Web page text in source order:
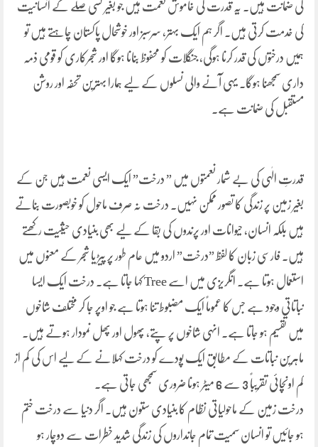
کی ضمانت ہیں۔ یہ قدرت کی خاموش نعمت ہیں جو بغیر کسی صلے کے انسانیت
کی خدمت کرتی ہیں۔ اگر ہم ایک بہتر، سرسبز اور خوشحال پاکستان چاہتے ہیں تو
ہمیں درختوں کی قدر کرنا ہوگی، جنگلات کو محفوظ بنانا ہوگا اور شجرکاری کو قومی ذمہ
داری سمجھنا ہوگا۔ یہی آنے والی نسلوں کے لیے ہمارا بہترین تحفہ اور روشن
مستقبل کی ضمانت ہے۔
قدرتِ الٰہی کی بے شمار نعمتوں میں ” درخت” ایک ایسی نعمت ہیں جن کے
بغیر زمین پر زندگی کا تصور ممکن نہیں۔ درخت نہ صرف ماحول کو خوبصورت بناتے
ہیں بلکہ انسان، حیوانات اور پرندوں کی بقا کے لیے بھی بنیادی حیثیت رکھتے
ہیں۔ فارسی زبان کا لفظ ”درخت” اردو میں عام طور پر پیڑ یا شجر کے معنوں میں
استعمال ہوتا ہے۔ انگریزی میں اسے Tree کہا جاتا ہے۔ درخت ایک ایسا
نباتاتی وجود ہے جس کا عموماً ایک مضبوط تنا ہوتا ہے جو اوپر جا کر مختلف شاخوں
میں تقسیم ہو جاتا ہے۔ انہی شاخوں پر پتے، پھول اور پھل نمودار ہوتے ہیں۔
ماہرین نباتات کے مطابق ایک پودے کو درخت کہلانے کے لیے اس کی کم از
کم اونچائی تقریباً 3 سے 6 میٹر ہونا ضروری سمجھی جاتی ہے۔
درخت زمین کے ماحولیاتی نظام کا بنیادی ستون ہیں۔ اگر دنیا سے درخت ختم
ہو جائیں تو انسان سمیت تمام جانداروں کی زندگی شدید خطرات سے دوچار ہو